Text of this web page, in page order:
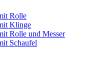
Rolle
Klinge
Rolle und Messer
Schaufel